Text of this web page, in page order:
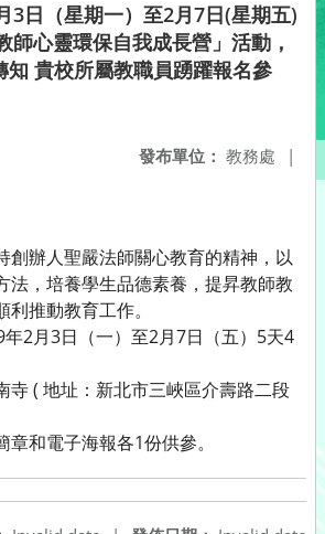
3日（星期一）至2月7日(星期五)
師心靈環保自我成長營」活動，
知 貴校所屬教職員踴躍報名參
發布單位： 教務處 |
創辦人聖嚴法師關心教育的精神，以
法，培養學生品德素養，提昇教師教
推動教育工作。
2月3日（一）至2月7日（五）5天4
寺 ( 地址：新北市三峽區介壽路二段
和電子海報各1份供參。